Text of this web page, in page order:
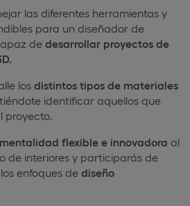
las diferentes herramientas y
para un diseñador de
de desarrollar proyectos de
los distintos tipos de materiales
identificar aquellos que
proyecto.
mentalidad flexible e innovadora al
de interiores y participarás de
enfoques de diseño